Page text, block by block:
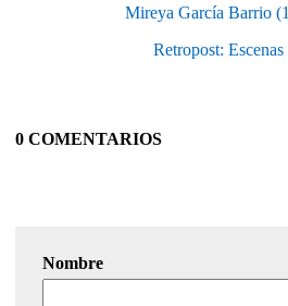
Mireya García Barrio
Retropost:
0 COMENTARIOS
Nombre